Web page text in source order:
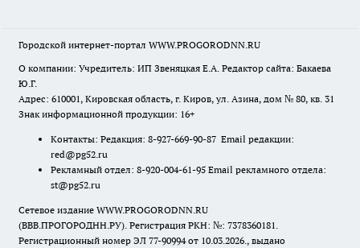
Городской интернет-портал WWW.PROGORODNN.RU
О компании: Учредитель: ИП Звеняцкая Е.А. Редактор сайта: Бакаева
Ю.Г.
Адрес: 610001, Кировская область, г. Киров, ул. Азина, дом № 80, кв. 31
Знак информационной продукции: 16+
Контакты: Редакция: 8-927-669-90-87 Email редакции:
red@pg52.ru
Рекламный отдел: 8-920-004-61-95 Email рекламного отдела:
st@pg52.ru
Сетевое издание WWW.PROGORODNN.RU
(ВВВ.ПРОГОРОДНН.РУ). Регистрация РКН: №: 7378360181.
Регистрационный номер ЭЛ 77-90994 от 10.03.2026., выдано